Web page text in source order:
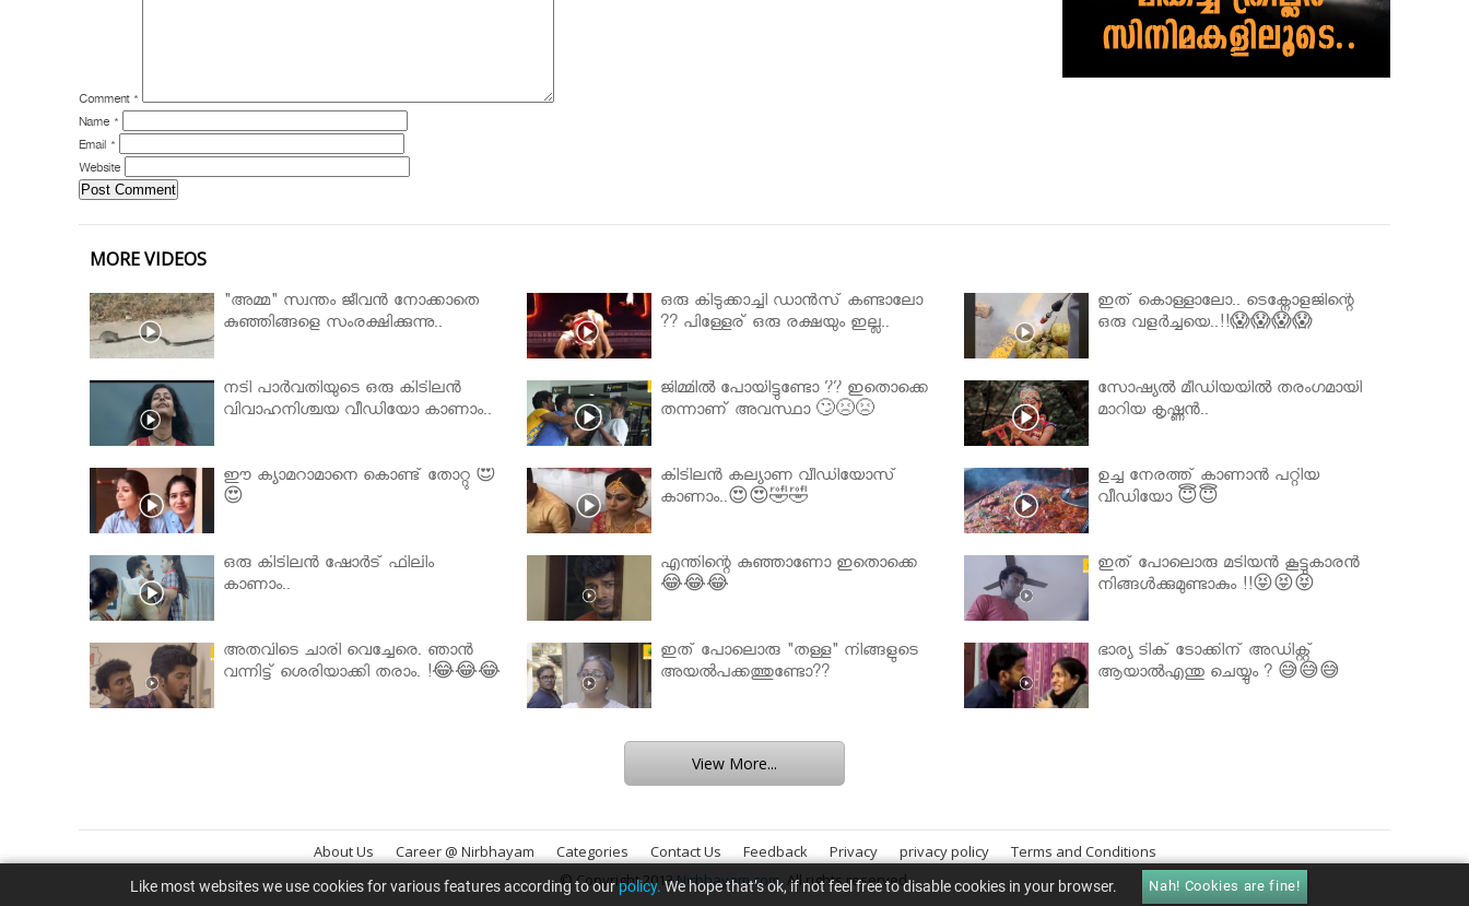
Comment *
Name *
Email *
Website
MORE VIDEOS
"അമ്മ" സ്വന്തം ജീവൻ നോക്കാതെ
കുഞ്ഞിങ്ങളെ സംരക്ഷിക്കുന്നു..
ഒരു കിടുക്കാച്ചി ഡാൻസ് കണ്ടാലോ
?? പിള്ളേര് ഒരു രക്ഷയും ഇല്ല..
ഇത് കൊള്ളാലോ.. ടെക്നോളജിന്റെ
ഒരു വളർച്ചയെ..!!😱😱😱😱
നടി പാർവതിയുടെ ഒരു കിടിലൻ
വിവാഹനിശ്ചയ വീഡിയോ കാണാം..
ജിമ്മിൽ പോയിട്ടുണ്ടോ ?? ഇതൊക്കെ
തന്നാണ് അവസ്ഥാ 🙄😣😣
സോഷ്യൽ മീഡിയയിൽ തരംഗമായി
മാറിയ കൃഷ്ണൻ..
ഈ ക്യാമറാമാനെ കൊണ്ട് തോറ്റു 😍
😍
കിടിലൻ കല്യാണ വീഡിയോസ്
കാണാം..😍😍🤣🤣
ഉച്ച നേരത്ത് കാണാൻ പറ്റിയ
വീഡിയോ 😇😇
ഒരു കിടിലൻ ഷോർട് ഫിലിം
കാണാം..
എന്തിന്റെ കുഞ്ഞാണോ ഇതൊക്കെ
😂😂😂
ഇത് പോലൊരു മടിയൻ കൂട്ടുകാരൻ
നിങ്ങൾക്കുമുണ്ടാകും !!😝😝😝
അതവിടെ ചാരി വെച്ചേരെ. ഞാൻ
വന്നിട്ട് ശെരിയാക്കി തരാം. !😂😂😂
ഇത് പോലൊരു "തള്ള" നിങ്ങളുടെ
അയല്‍പക്കത്തുണ്ടോ??
ഭാര്യ ടിക് ടോക്കിന് അഡിക്റ്റ്
ആയാൽഎന്തു ചെയ്യും ? 😅😅😅
View More...
About Us Career @ Nirbhayam Categories Contact Us Feedback Privacy privacy policy
Terms and Conditions
© Copyright 2013Nirbhayam.com. All rights reserved.
Like most websites we use cookies for various features according to ourpolicy.We hope that’s ok, if not feel free to disable cookies in your browser. Nah! Cookies are fine!